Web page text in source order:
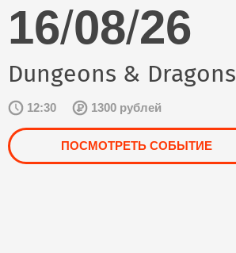
16/08/26
Dungeons & Dragons
12:30 1300 рублей
ПОСМОТРЕТЬ СОБЫТИЕ